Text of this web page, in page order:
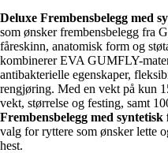
Deluxe Frembensbelegg med
som ønsker frembensbelegg fra
fåreskinn, anatomisk form og
kombinerer EVA GUMFLY-
antibakterielle egenskaper,
rengjøring. Med en vekt på kun
vekt, størrelse og festing, samt
Frembensbelegg med syntetisk
valg for ryttere som ønsker lette
hest.